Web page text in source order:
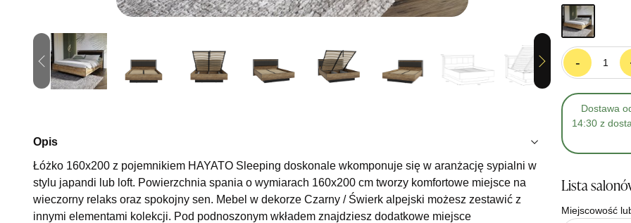
Previous Next
Opis
Łóżko 160x200 z pojemnikiem HAYATO Sleeping doskonale wkomponuje się w aranżację sypialni w
stylu japandi lub loft. Powierzchnia spania o wymiarach 160x200 cm tworzy komfortowe miejsce na
wieczorny relaks oraz spokojny sen. Mebel w dekorze Czarny / Świerk alpejski możesz zestawić z
innymi elementami kolekcji. Pod podnoszonym wkładem znajdziesz dodatkowe miejsce
-
Dostawa
14:30 z
Lista
Miejscowość